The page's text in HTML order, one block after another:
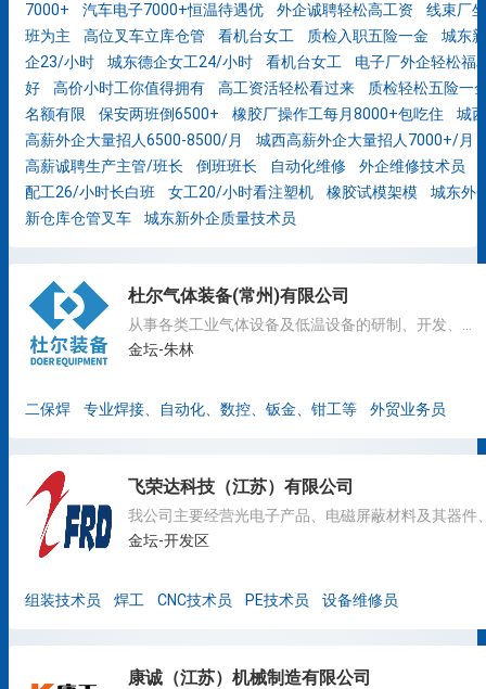
7000+
汽车电子7000+恒温待遇优 外企诚聘轻松高工资
线束厂坐
班为主
高位叉车立库仓管 看机台女工 质检入职五险一金
城东新
企23/小时
城东德企女工24/小时 看机台女工
电子厂外企轻松福
好
高价小时工你值得拥有 高工资活轻松看过来
质检轻松五险一
名额有限
保安两班倒6500+ 橡胶厂操作工每月8000+包吃住
城西
高薪外企大量招人6500-8500/月
城西高薪外企大量招人7000+/月
高薪诚聘生产主管/班长
倒班班长 自动化维修 外企维修技术员
配工26/小时长白班
女工20/小时看注塑机 橡胶试模架模
城东外
新仓库仓管叉车
城东新外企质量技术员
杜尔气体装备(常州)有限公司
金坛-朱林
二保焊 专业焊接、自动化、数控、钣金、钳工等 外贸业务员
飞荣达科技（江苏）有限公司
金坛-开发区
组装技术员 焊工 CNC技术员 PE技术员 设备维修员
康诚（江苏）机械制造有限公司